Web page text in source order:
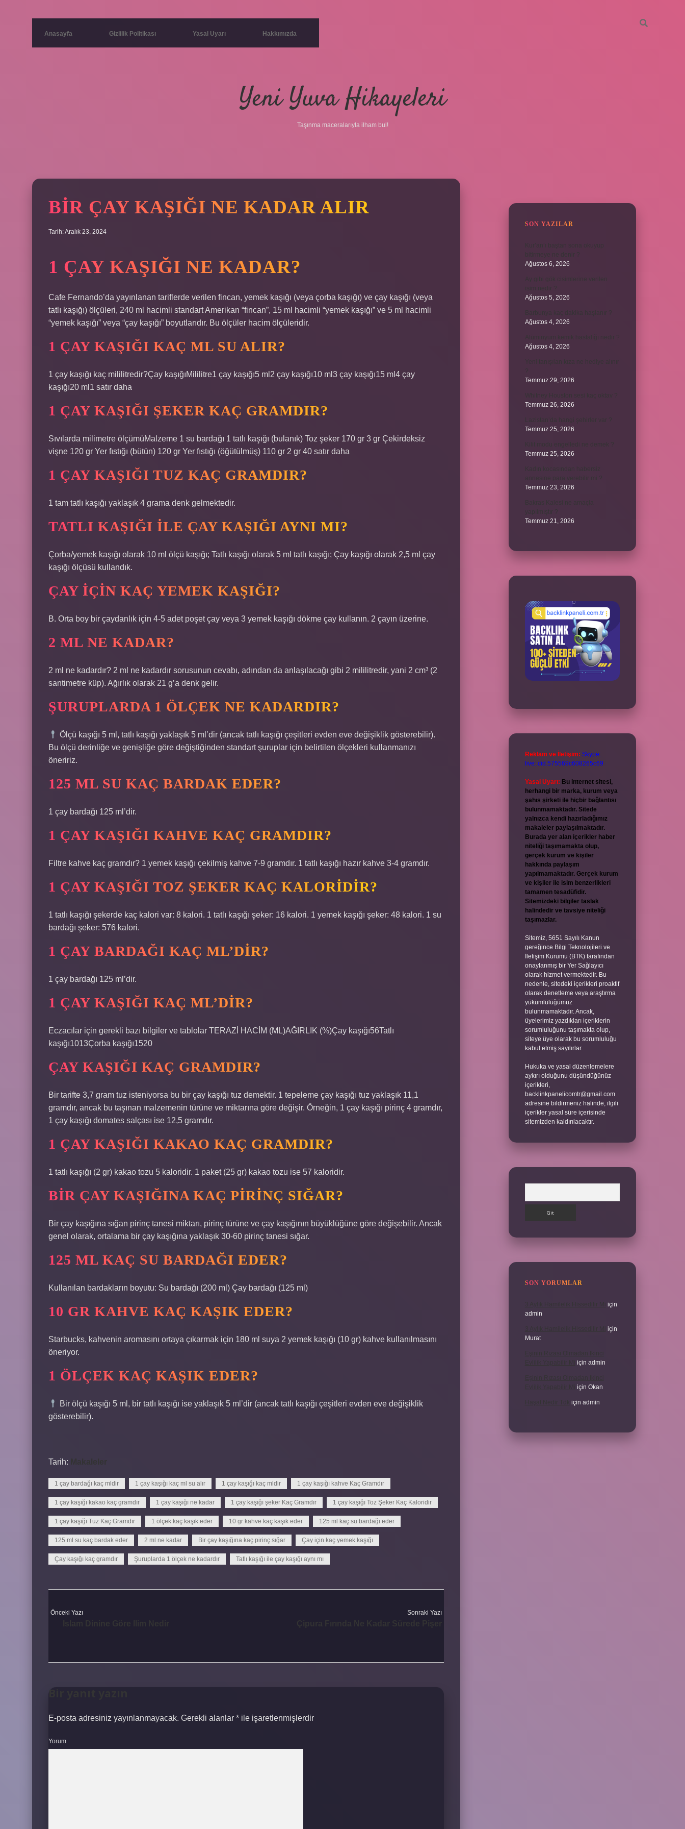
Anasayfa Gizlilik Politikası Yasal Uyarı Hakkımızda
Yeni Yuva Hikayeleri
Taşınma maceralarıyla ilham bul!
BIR ÇAY KAŞIĞI NE KADAR ALIR
Tarih: Aralık 23, 2024
1 ÇAY KAŞIĞI NE KADAR?
Cafe Fernando’da yayınlanan tariflerde verilen fincan, yemek kaşığı (veya çorba kaşığı) ve çay kaşığı (veya
tatlı kaşığı) ölçüleri, 240 ml hacimli standart Amerikan “fincan”, 15 ml hacimli “yemek kaşığı” ve 5 ml hacimli
“yemek kaşığı” veya “çay kaşığı” boyutlarıdır. Bu ölçüler hacim ölçüleridir.
1 ÇAY KAŞIĞI KAÇ ML SU ALIR?
1 çay kaşığı kaç mililitredir?Çay kaşığıMililitre1 çay kaşığı5 ml2 çay kaşığı10 ml3 çay kaşığı15 ml4 çay
kaşığı20 ml1 satır daha
1 ÇAY KAŞIĞI ŞEKER KAÇ GRAMDIR?
Sıvılarda milimetre ölçümüMalzeme 1 su bardağı 1 tatlı kaşığı (bulanık) Toz şeker 170 gr 3 gr Çekirdeksiz
vişne 120 gr Yer fıstığı (bütün) 120 gr Yer fıstığı (öğütülmüş) 110 gr 2 gr 40 satır daha
1 ÇAY KAŞIĞI TUZ KAÇ GRAMDIR?
1 tam tatlı kaşığı yaklaşık 4 grama denk gelmektedir.
TATLI KAŞIĞI ILE ÇAY KAŞIĞI AYNI MI?
Çorba/yemek kaşığı olarak 10 ml ölçü kaşığı; Tatlı kaşığı olarak 5 ml tatlı kaşığı; Çay kaşığı olarak 2,5 ml çay
kaşığı ölçüsü kullandık.
ÇAY IÇIN KAÇ YEMEK KAŞIĞI?
B. Orta boy bir çaydanlık için 4-5 adet poşet çay veya 3 yemek kaşığı dökme çay kullanın. 2 çayın üzerine.
2 ML NE KADAR?
2 ml ne kadardır? 2 ml ne kadardır sorusunun cevabı, adından da anlaşılacağı gibi 2 mililitredir, yani 2 cm³ (2
santimetre küp). Ağırlık olarak 21 g’a denk gelir.
ŞURUPLARDA 1 ÖLÇEK NE KADARDIR?
Ölçü kaşığı 5 ml, tatlı kaşığı yaklaşık 5 ml’dir (ancak tatlı kaşığı çeşitleri evden eve değişiklik gösterebilir).
Bu ölçü derinliğe ve genişliğe göre değiştiğinden standart şuruplar için belirtilen ölçekleri kullanmanızı
öneririz.
125 ML SU KAÇ BARDAK EDER?
1 çay bardağı 125 ml’dir.
1 ÇAY KAŞIĞI KAHVE KAÇ GRAMDIR?
Filtre kahve kaç gramdır? 1 yemek kaşığı çekilmiş kahve 7-9 gramdır. 1 tatlı kaşığı hazır kahve 3-4 gramdır.
1 ÇAY KAŞIĞI TOZ ŞEKER KAÇ KALORIDIR?
1 tatlı kaşığı şekerde kaç kalori var: 8 kalori. 1 tatlı kaşığı şeker: 16 kalori. 1 yemek kaşığı şeker: 48 kalori. 1 su
bardağı şeker: 576 kalori.
1 ÇAY BARDAĞI KAÇ ML’DIR?
1 çay bardağı 125 ml’dir.
1 ÇAY KAŞIĞI KAÇ ML’DIR?
Eczacılar için gerekli bazı bilgiler ve tablolar TERAZİ HACİM (ML)AĞIRLIK (%)Çay kaşığı56Tatlı
kaşığı1013Çorba kaşığı1520
ÇAY KAŞIĞI KAÇ GRAMDIR?
Bir tarifte 3,7 gram tuz isteniyorsa bu bir çay kaşığı tuz demektir. 1 tepeleme çay kaşığı tuz yaklaşık 11,1
gramdır, ancak bu taşınan malzemenin türüne ve miktarına göre değişir. Örneğin, 1 çay kaşığı pirinç 4 gramdır,
1 çay kaşığı domates salçası ise 12,5 gramdır.
1 ÇAY KAŞIĞI KAKAO KAÇ GRAMDIR?
1 tatlı kaşığı (2 gr) kakao tozu 5 kaloridir. 1 paket (25 gr) kakao tozu ise 57 kaloridir.
BIR ÇAY KAŞIĞINA KAÇ PIRINÇ SIĞAR?
Bir çay kaşığına sığan pirinç tanesi miktarı, pirinç türüne ve çay kaşığının büyüklüğüne göre değişebilir. Ancak
genel olarak, ortalama bir çay kaşığına yaklaşık 30-60 pirinç tanesi sığar.
125 ML KAÇ SU BARDAĞI EDER?
Kullanılan bardakların boyutu: Su bardağı (200 ml) Çay bardağı (125 ml)
10 GR KAHVE KAÇ KAŞIK EDER?
Starbucks, kahvenin aromasını ortaya çıkarmak için 180 ml suya 2 yemek kaşığı (10 gr) kahve kullanılmasını
öneriyor.
1 ÖLÇEK KAÇ KAŞIK EDER?
Bir ölçü kaşığı 5 ml, bir tatlı kaşığı ise yaklaşık 5 ml’dir (ancak tatlı kaşığı çeşitleri evden eve değişiklik
gösterebilir).
Tarih: Makaleler
1 çay bardağı kaç mldir 1 çay kaşığı kaç ml su alır 1 çay kaşığı kaç mldir 1 çay kaşığı kahve Kaç Gramdır
1 çay kaşığı kakao kaç gramdır 1 çay kaşığı ne kadar 1 çay kaşığı şeker Kaç Gramdır 1 çay kaşığı Toz Şeker Kaç Kaloridir
1 çay kaşığı Tuz Kaç Gramdır 1 ölçek kaç kaşık eder 10 gr kahve kaç kaşık eder 125 ml kaç su bardağı eder
125 ml su kaç bardak eder 2 ml ne kadar Bir çay kaşığına kaç pirinç sığar Çay için kaç yemek kaşığı
Çay kaşığı kaç gramdır Şuruplarda 1 ölçek ne kadardır Tatlı kaşığı ile çay kaşığı aynı mı
Önceki Yazı Sonraki Yazı
E-posta adresiniz yayınlanmayacak. Gerekli alanlar * ile işaretlenmişlerdir
Yorum
SON YAZILAR
Kur’an’ı baştan sona okuyup
bitirmeye ne denir ?
Ağustos 6, 2026
Ay gibi gök cisimlerine verilen
Ağustos 5, 2026
Ağustos 4, 2026
Ağustos 4, 2026
Temmuz 29, 2026
Temmuz 26, 2026
Temmuz 25, 2026
Temmuz 25, 2026
Temmuz 23, 2026
Temmuz 21, 2026
Reklam ve İletişim: Skype:
live:.cid.575569c608265c69
Yasal Uyarı: Bu internet sitesi,
herhangi bir marka, kurum veya
şahıs şirketi ile hiçbir bağlantısı
bulunmamaktadır. Sitede
yalnızca kendi hazırladığımız
makaleler paylaşılmaktadır.
Burada yer alan içerikler haber
niteliği taşımamakta olup,
gerçek kurum ve kişiler
hakkında paylaşım
yapılmamaktadır. Gerçek kurum
ve kişiler ile isim benzerlikleri
tamamen tesadüfidir.
Sitemizdeki bilgiler taslak
halindedir ve tavsiye niteliği
taşımazlar.
Sitemiz, 5651 Sayılı Kanun
gereğince Bilgi Teknolojileri ve
İletişim Kurumu (BTK) tarafından
onaylanmış bir Yer Sağlayıcı
olarak hizmet vermektedir. Bu
nedenle, sitedeki içerikleri proaktif
olarak denetleme veya araştırma
yükümlülüğümüz
bulunmamaktadır. Ancak,
üyelerimiz yazdıkları içeriklerin
sorumluluğunu taşımakta olup,
siteye üye olarak bu sorumluluğu
kabul etmiş sayılırlar.
Hukuka ve yasal düzenlemelere
aykırı olduğunu düşündüğünüz
içerikleri,
backlinkpanelicomtr@gmail.com
adresine bildirmeniz halinde, ilgili
içerikler yasal süre içerisinde
sitemizden kaldırılacaktır.
SON YORUMLAR
için
admin
için
Murat
için admin
için Okan
için admin